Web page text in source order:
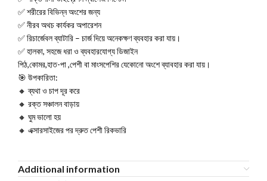
✅ শরীরের বিভিন্ন অংশের জন্য
✅ নীরব অথচ কার্যকর অপারেশন
✅ রিচার্জেবল ব্যাটারি – চার্জ দিয়ে অনেকক্ষণ ব্যবহার করা যায়।
✅ হালকা, সহজে ধরা ও ব্যবহারযোগ্য ডিজাইন
পিঠ,কোমর,হাত-পা ,পেশী বা মাংসপেশির যেকোনো অংশে ব্যাবহার করা যায়।
🎯 উপকারিতা:
🔸 ব্যথা ও চাপ দূর করে
🔸 রক্ত সঞ্চালন বাড়ায়
🔸 ঘুম ভালো হয়
🔸 এক্সারসাইজের পর দ্রুত পেশী রিকভারি
Additional information